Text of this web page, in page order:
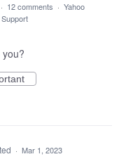
· 12 comments · Yahoo
· Mar 1, 2023